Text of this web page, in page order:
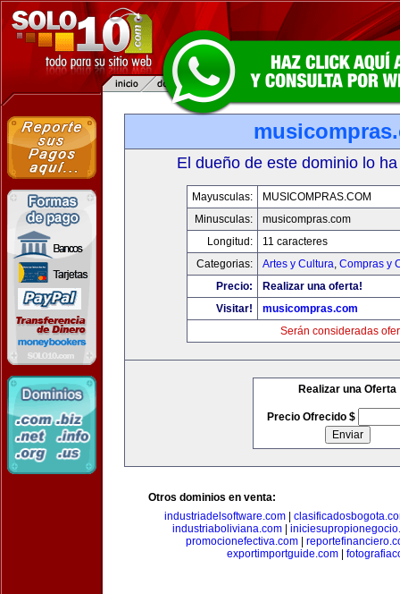
El dueño de este dominio lo
Mayusculas:
MUSICOMPRAS.COM
Minusculas:
musicompras.com
Longitud:
11 caracteres
Categorias:
Artes y Cultura, Compras y
Precio:
Realizar una oferta!
Visitar!
musicompras.com
Serán consideradas
Realizar una Oferta
Precio Ofrecido $
Otros dominios en venta:
industriadelsoftware.com|
industriaboliviana.com|
promocionefectiva.com
exportimportguide.com